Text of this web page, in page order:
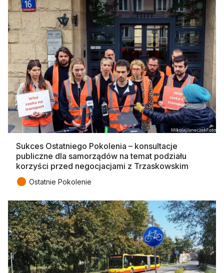
Sukces Ostatniego Pokolenia – konsultacje
publiczne dla samorządów na temat podziału
korzyści przed negocjacjami z Trzaskowskim
● Ostatnie Pokolenie